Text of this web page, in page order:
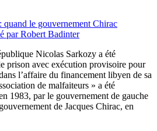
quand le gouvernement Chirac
par Robert Badinter
Nicolas Sarkozy a été
prison avec exécution provisoire pour
l’affaire du financement libyen de sa
de malfaiteurs » a été
1983, par le gouvernement de gauche
de Jacques Chirac, en